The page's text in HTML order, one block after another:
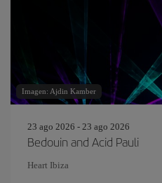
Imagen: Ajdin Kamber
23 ago 2026 - 23 ago 2026
Bedouin and Acid Pauli
Heart Ibiza